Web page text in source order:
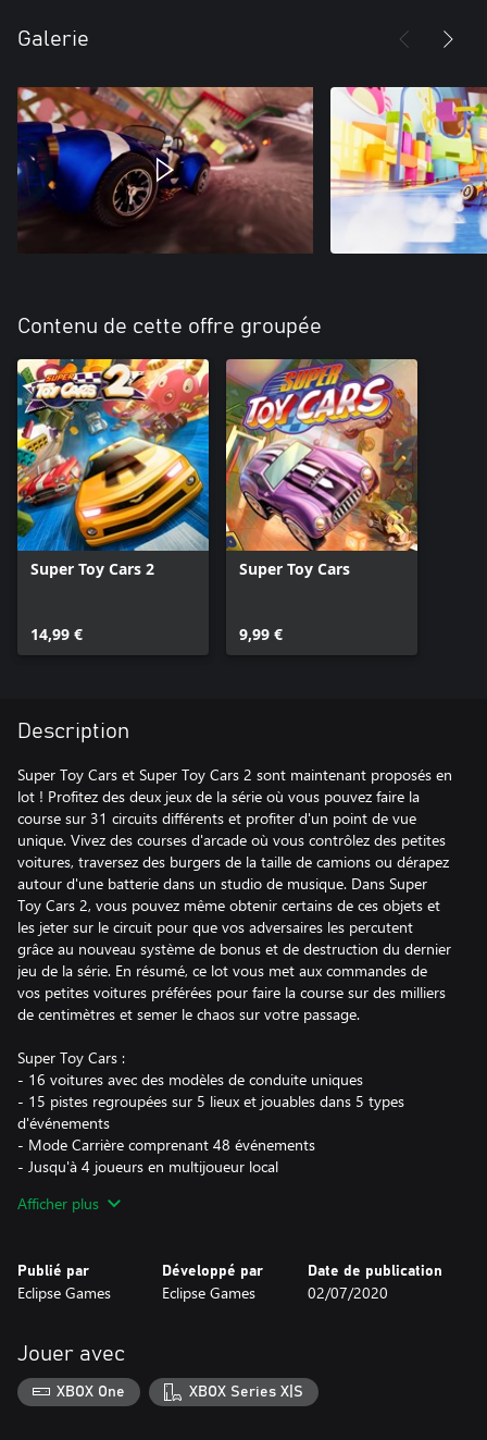
Galerie
Contenu de cette offre groupée
Super Toy Cars 2
14,99 €
Super Toy Cars
9,99 €
Description
Super Toy Cars et Super Toy Cars 2 sont maintenant proposés en
lot ! Profitez des deux jeux de la série où vous pouvez faire la
course sur 31 circuits différents et profiter d'un point de vue
unique. Vivez des courses d'arcade où vous contrôlez des petites
voitures, traversez des burgers de la taille de camions ou dérapez
autour d'une batterie dans un studio de musique. Dans Super
Toy Cars 2, vous pouvez même obtenir certains de ces objets et
les jeter sur le circuit pour que vos adversaires les percutent
grâce au nouveau système de bonus et de destruction du dernier
jeu de la série. En résumé, ce lot vous met aux commandes de
vos petites voitures préférées pour faire la course sur des milliers
de centimètres et semer le chaos sur votre passage.
Super Toy Cars :
- 16 voitures avec des modèles de conduite uniques
- 15 pistes regroupées sur 5 lieux et jouables dans 5 types
d'événements
- Mode Carrière comprenant 48 événements
- Jusqu'à 4 joueurs en multijoueur local
Super Toy Cars 2 :
- Mode Carrière où vous pouvez débloquer de nombreuses
couleurs pour vos voitures
- Bande sonore de haute qualité
Afficher plus
Publié par
Eclipse Games
Développé par
Eclipse Games
Date de publication
02/07/2020
Jouer avec
XBOX One XBOX Series X|S